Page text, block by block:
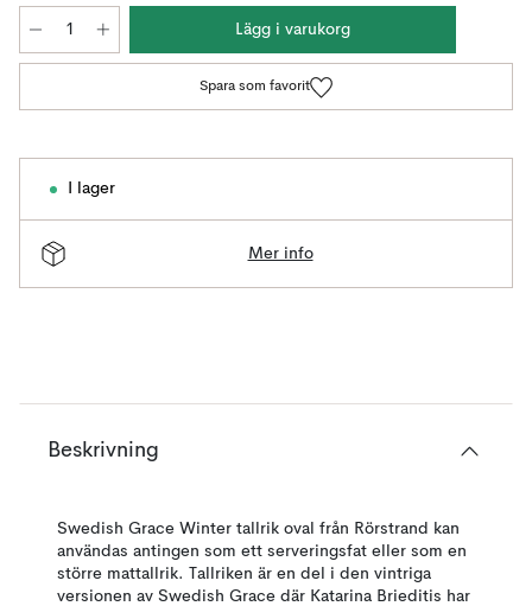
Lägg i varukorg
Spara som favorit
I lager
Mer info
Beskrivning
Swedish Grace Winter tallrik oval från Rörstrand kan
användas antingen som ett serveringsfat eller som en
större mattallrik. Tallriken är en del i den vintriga
versionen av Swedish Grace där Katarina Brieditis har